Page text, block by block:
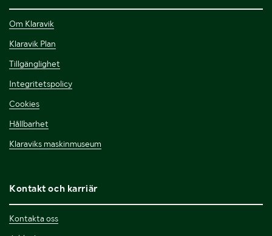
Om Klaravik
Klaravik Plan
Tillgänglighet
Integritetspolicy
Cookies
Hållbarhet
Klaraviks maskinmuseum
Kontakt och karriär
Kontakta oss